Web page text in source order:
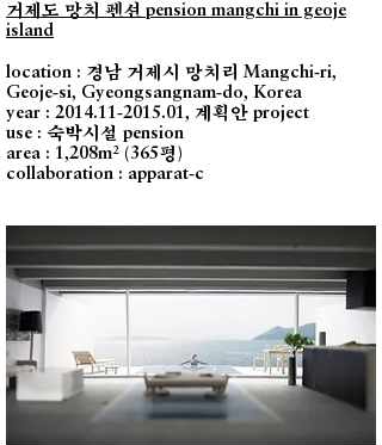
거제도 망치 펜션 pension mangchi in geoje
island
location : 경남 거제시 망치리 Mangchi-ri,
Geoje-si, Gyeongsangnam-do, Korea
year : 2014.11-2015.01, 계획안 project
use : 숙박시설 pension
area : 1,208m² (365평 )
collaboration : apparat-c